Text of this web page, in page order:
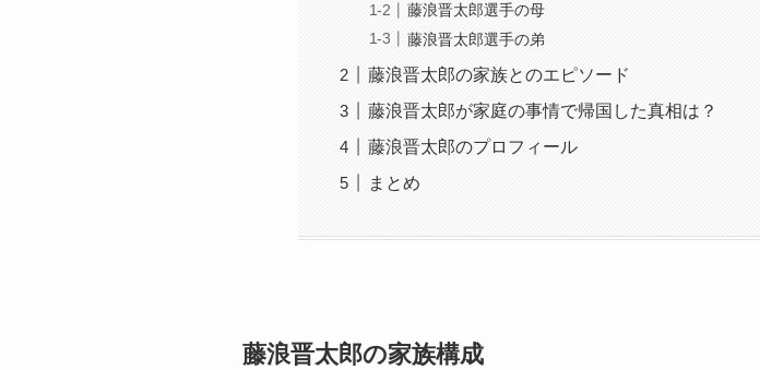
藤浪晋太郎選手の母
藤浪晋太郎選手の弟
藤浪晋太郎の家族とのエピソード
藤浪晋太郎が家庭の事情で帰国した真相は？
藤浪晋太郎のプロフィール
まとめ
藤浪晋太郎の家族構成